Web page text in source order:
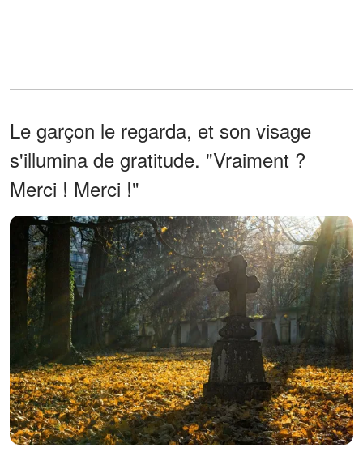
Le garçon le regarda, et son visage
s'illumina de gratitude. "Vraiment ?
Merci ! Merci !"